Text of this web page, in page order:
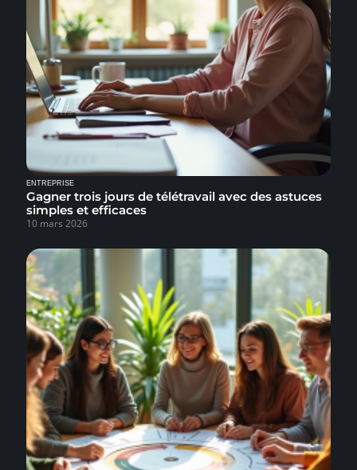
ENTREPRISE
Gagner trois jours de télétravail avec des astuces
simples et efficaces
10 mars 2026